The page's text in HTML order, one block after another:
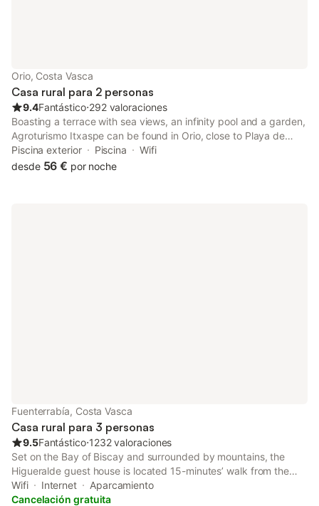
Orio, Costa Vasca
Casa rural para 2 personas
9.4Fantástico⋅292 valoraciones
Boasting a terrace with sea views, an infinity pool and a garden,
Agroturismo Itxaspe can be found in Orio, close to Playa de
Antilla and 16 km from La Concha Promenade. Guests staying at
this country house have access to a balcony.
Piscina exterior Piscina
Wifi
desde 56 € por noche
Fuenterrabía, Costa Vasca
Casa rural para 3 personas
9.5Fantástico⋅1232 valoraciones
Set on the Bay of Biscay and surrounded by mountains, the
Higueralde guest house is located 15-minutes’ walk from the
beach. It offers rooms with central heating and free Wi-Fi.
Wifi Internet
Aparcamiento
Cancelación gratuita